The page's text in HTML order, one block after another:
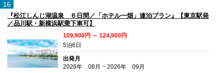
16
『松江しんじ湖温泉 ６日間／「ホテル一畑」連泊プラン』【東京駅発
／品川駅・新横浜駅乗下車可】
109,900円 ～ 124,900円
5泊6日
出発月
2026年 08月 ~ 2026年 09月